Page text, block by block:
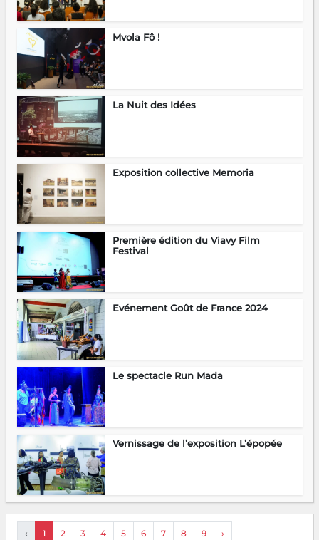
Mvola Fô !
La Nuit des Idées
Exposition collective Memoria
Première édition du Viavy Film
Festival
Evénement Goût de France 2024
Le spectacle Run Mada
Vernissage de l’exposition L’épopée
‹ 1 2 3 4 5 6 7 8 9 ›